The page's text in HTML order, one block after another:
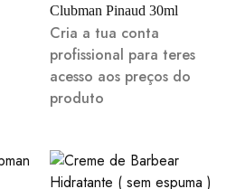
Clubman Pinaud 30ml
Cria a tua conta
profissional para teres
acesso aos preços do
produto